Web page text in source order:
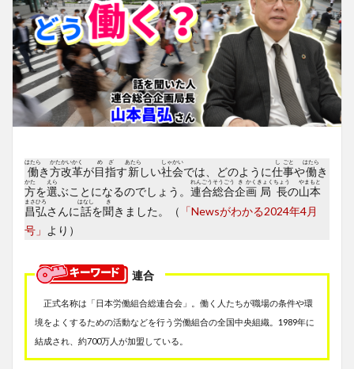
働
はたら
き方
かた
改
かい
革
かく
が目
め
指
ざ
す新
あたら
しい社
しゃ
会
かい
では、どのように仕
し
事
ごと
や働
はたら
き
方
かた
を選
えら
ぶことになるのでしょう。 連
れん
合
ごう
総
そう
合
ごう
企
き
画
かく
局
きょく
長
ちょう
の山
やま
本
もと
昌
まさ
弘
ひろ
さんに話
はなし
を聞
き
きました。（ 「Newsがわかる2024年4月
号」 より）
連合
正式名称は「日本労働組合総連合会」。働く人たちが職場の条件や環
境をよくするための活動などを行う労働組合の全国中央組織。1989年に
結成され、約700万人が加盟している。